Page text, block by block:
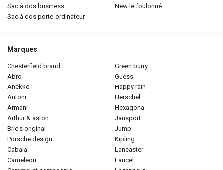
sac à dos business
sac à dos porte-ordinateur
new le foulonné
Marques
chesterfield brand
abro
anekke
antoni
armani
arthur & aston
bric's original
porsche design
cabaia
cameleon
green burry
guess
happy rain
herschel
hexagona
jansport
jump
kipling
lancaster
lancel